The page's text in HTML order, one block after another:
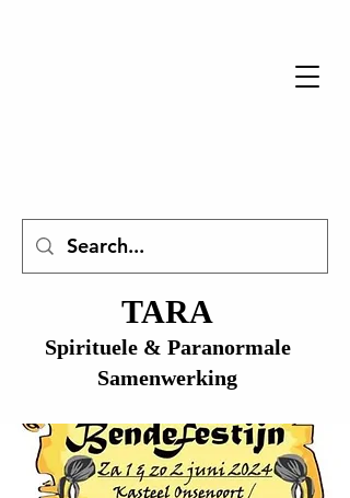
TARA
Spirituele & Paranormale
Samenwerking